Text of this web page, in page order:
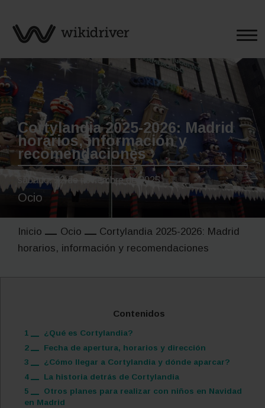
Cortylandia 2025-2026: Madrid
horarios, información y
recomendaciones
sábado, 22 de noviembre de 2025
Ocio
Inicio Ocio
Cortylandia 2025-2026: Madrid
horarios, información y recomendaciones
Contenidos
1
¿Qué es Cortylandia?
2
Fecha de apertura, horarios y dirección
3
¿Cómo llegar a Cortylandia y dónde aparcar?
4
La historia detrás de Cortylandia
5
Otros planes para realizar con niños en Navidad
en Madrid